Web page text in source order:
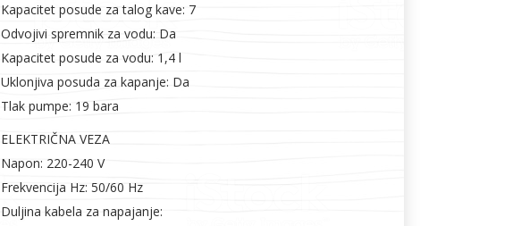
Kapacitet posude za talog kave: 7
Odvojivi spremnik za vodu: Da
Kapacitet posude za vodu: 1,4 l
Uklonjiva posuda za kapanje: Da
Tlak pumpe: 19 bara
ELEKTRIČNA VEZA
Napon: 220-240 V
Frekvencija Hz: 50/60 Hz
Duljina kabela za napajanje: